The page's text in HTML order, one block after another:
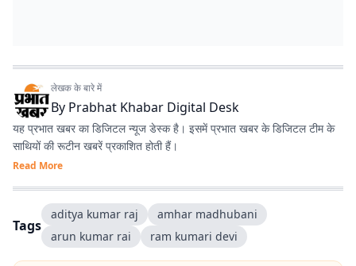
लेखक के बारे में
By Prabhat Khabar Digital Desk
यह प्रभात खबर का डिजिटल न्यूज डेस्क है। इसमें प्रभात खबर के डिजिटल टीम के
साथियों की रूटीन खबरें प्रकाशित होती हैं।
Read More
Tags
aditya kumar raj
amhar madhubani
arun kumar rai
ram kumari devi